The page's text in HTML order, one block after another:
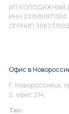
ИП КОЛОДЯЖНЫЙ
ИНН 231580971360
ОГРНИП
Офис в
Г. Новороссийск,
2, офис 214.
Тел: